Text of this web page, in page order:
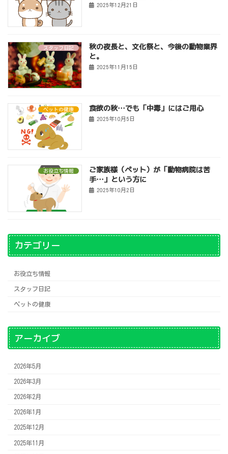
2025年12月21日
スタッフ日記
秋の夜長と、文化祭と、今後の動物業界
と。
2025年11月15日
ペットの健康 食欲の秋…でも「中毒」にはご用心
2025年10月5日
お役立ち情報
ご家族様（ペット）が「動物病院は苦
手…」という方に
2025年10月2日
カテゴリー
お役立ち情報
スタッフ日記
ペットの健康
アーカイブ
2026年5月
2026年3月
2026年2月
2026年1月
2025年12月
2025年11月